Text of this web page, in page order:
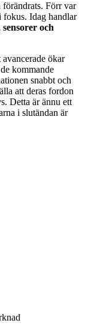
Förr var
fokus. Idag handlar
och
ökar
kommande
snabbt och
att deras fordon
Detta är ännu ett
i slutändan är